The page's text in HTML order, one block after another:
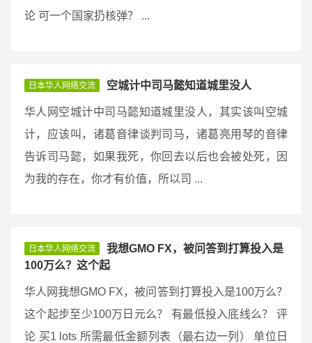
论 可一个国家扔核弹？ ...
日本华人网络交流 空城计中司马懿知道城里没人
华人网空城计中司马懿知道城里没人，其实该叫空城
计，应该叫，诸葛音律谈判司马，诸葛亮用琴的音律
告诉司马懿，如果我死，你回去以后也会被处死，因
为我的存在，你才有价值，所以司 ...
日本华人网络交流
我想GMO FX，被问答到打算投入是
100万么？这个起
华人网我想GMO FX，被问答到打算投入是100万么？
这个起步至少100万日元么？ 有最低投入底线么？ 评
论 买1 lots 所需最低金额列表（最右边一列） 单位日